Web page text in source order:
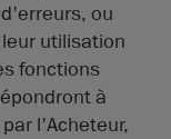
ou
utilisation
fonctions
à
l'Acheteur,